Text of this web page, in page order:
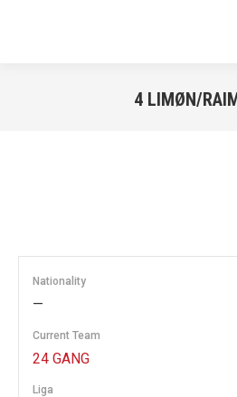
4 LIMØN/
Nationality
—
Current Team
24 GANG
Liga